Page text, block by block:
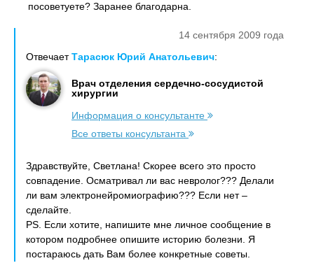
посоветуете? Заранее благодарна.
14 сентября 2009 года
ОтвечаетТарасюк Юрий Анатольевич:
Врач отделения сердечно-сосудистой
хирургии
Информация о консультанте
Все ответы консультанта
Здравствуйте, Светлана! Скорее всего это просто
совпадение. Осматривал ли вас невролог??? Делали
ли вам электронейромиографию??? Если нет –
сделайте.
PS. Если хотите, напишите мне личное сообщение в
котором подробнее опишите историю болезни. Я
постараюсь дать Вам более конкретные советы.